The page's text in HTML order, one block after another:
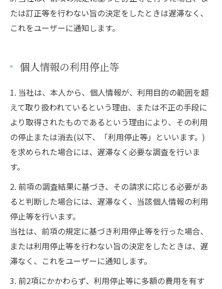
たは訂正等を行わない旨の決定をしたときは遅滞なく、
これをユーザーに通知します。
個人情報の利用停止等
1. 当社は、本人から、個人情報が、利用目的の範囲を超
えて取り扱われているという理由、または不正の手段に
より取得されたものであるという理由により、その利用
の停止または消去(以下、「利用停止等」といいます。)
を求められた場合には、遅滞なく必要な調査を行いま
す。
2. 前項の調査結果に基づき、その請求に応じる必要があ
ると判断した場合には、遅滞なく、当該個人情報の利用
停止等を行います。
当社は、前項の規定に基づき利用停止等を行った場合、
または利用停止等を行わない旨の決定をしたときは、遅
滞なく、これをユーザーに通知します。
3. 前2項にかかわらず、利用停止等に多額の費用を有す